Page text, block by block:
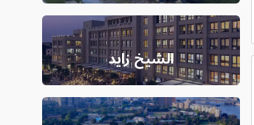
الشيخ زايد